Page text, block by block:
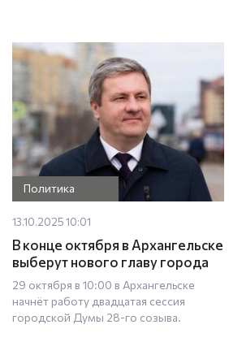
Политика
13.10.2025 10:01
В конце октября в Архангельске
выберут нового главу города
29 октября в 10:00 в Архангельске
начнёт работу двадцатая сессия
городской Думы 28-го созыва.